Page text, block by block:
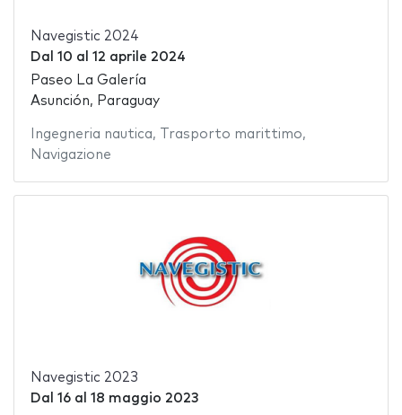
Navegistic 2024
Dal 10 al 12 aprile 2024
Paseo La Galería
Asunción, Paraguay
Ingegneria nautica, Trasporto marittimo,
Navigazione
Navegistic 2023
Dal 16al 18 maggio 2023